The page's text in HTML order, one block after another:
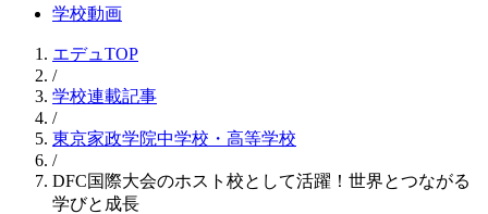
学校動画
エデュTOP
/
学校連載記事
/
東京家政学院中学校・高等学校
/
DFC国際大会のホスト校として活躍！世界とつながる
学びと成長